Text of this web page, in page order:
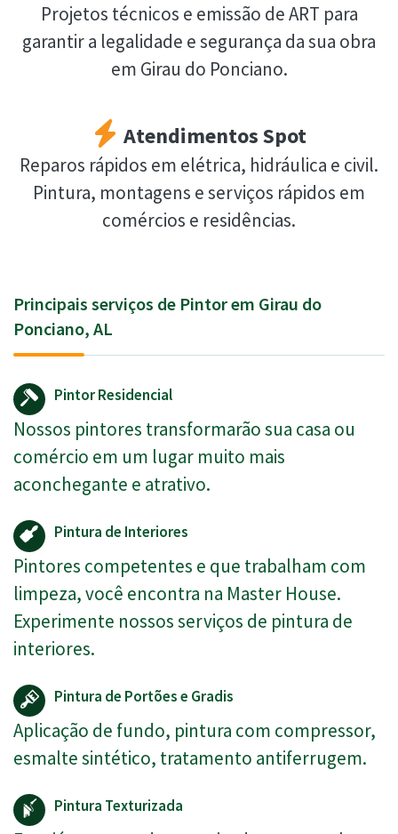
Projetos técnicos e emissão de ART para
garantir a legalidade e segurança da sua obra
em Girau do Ponciano.
Atendimentos Spot
Reparos rápidos em elétrica, hidráulica e civil.
Pintura, montagens e serviços rápidos em
comércios e residências.
Principais serviços de Pintor em Girau do
Ponciano, AL
Pintor Residencial
Nossos pintores transformarão sua casa ou
comércio em um lugar muito mais
aconchegante e atrativo.
Pintura de Interiores
Pintores competentes e que trabalham com
limpeza, você encontra na Master House.
Experimente nossos serviços de pintura de
interiores.
Pintura de Portões e Gradis
Aplicação de fundo, pintura com compressor,
esmalte sintético, tratamento antiferrugem.
Pintura Texturizada